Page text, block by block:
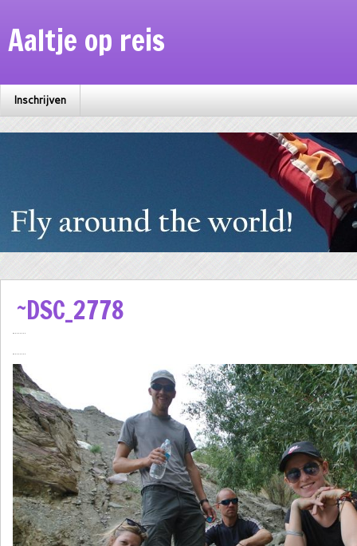
Aaltje op reis
Inschrijven
~DSC_2778